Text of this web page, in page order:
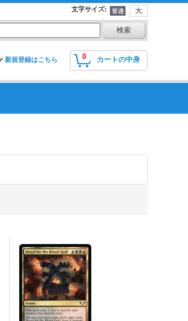
文字サイズ:
0 カートの中身
新規登録はこちら